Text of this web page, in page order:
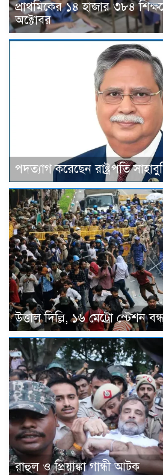
প্রাথমিকের ১৪ হাজার ৩৮৪
অক্টোবর
পদত্যাগ করেছেন রাষ্ট্রপতি
উত্তাল দিল্লি, ১৬ মেট্রো স্টেশন বন্ধ
রাহুল ও প্রিয়াঙ্কা গান্ধী আটক